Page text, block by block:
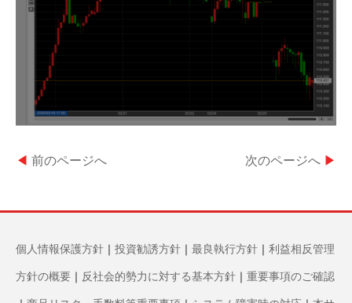
◀ 前のページへ 次のページへ ▶
個人情報保護方針 投資勧誘方針 最良執行方針 利益相反管理
方針の概要 反社会的勢力に対する基本方針 重要事項のご確認